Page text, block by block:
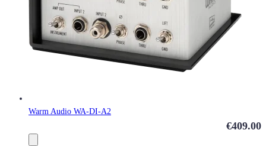
Warm Audio WA-DI-A2
€409.00